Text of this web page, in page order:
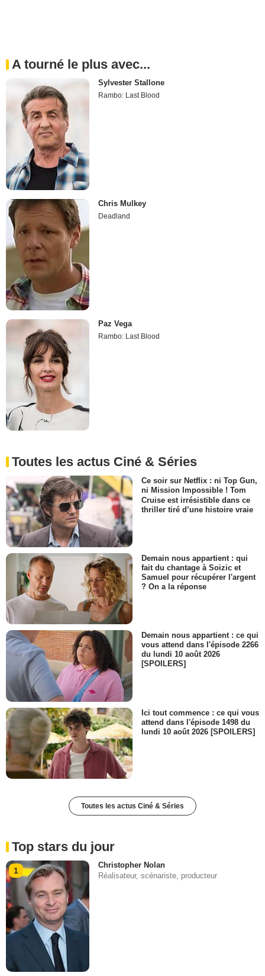
A tourné le plus avec...
Sylvester Stallone
Rambo: Last Blood
Chris Mulkey
Deadland
Paz Vega
Rambo: Last Blood
Toutes les actus Ciné & Séries
Ce soir sur Netflix : ni Top Gun,
ni Mission Impossible ! Tom
Cruise est irrésistible dans ce
thriller tiré d’une histoire vraie
Demain nous appartient : qui
fait du chantage à Soizic et
Samuel pour récupérer l'argent
? On a la réponse
Demain nous appartient : ce qui
vous attend dans l'épisode 2266
du lundi 10 août 2026
[SPOILERS]
Ici tout commence : ce qui vous
attend dans l'épisode 1498 du
lundi 10 août 2026 [SPOILERS]
Toutes les actus Ciné & Séries
Top stars du jour
1
Christopher Nolan
Réalisateur, scénariste, producteur